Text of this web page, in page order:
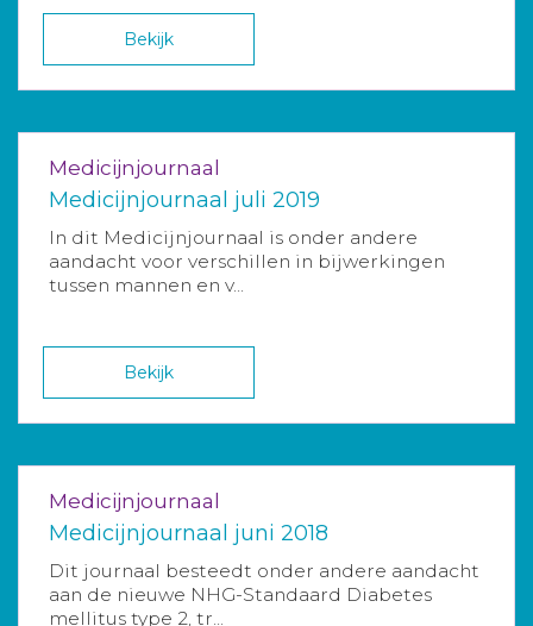
Bekijk
Medicijnjournaal
Medicijnjournaal juli 2019
In dit Medicijnjournaal is onder andere
aandacht voor verschillen in bijwerkingen
tussen mannen en v...
Bekijk
Medicijnjournaal
Medicijnjournaal juni 2018
Dit journaal besteedt onder andere aandacht
aan de nieuwe NHG-Standaard Diabetes
mellitus type 2, tr...